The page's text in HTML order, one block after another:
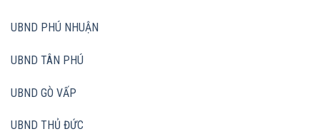
UBND PHÚ NHUẬN
UBND TÂN PHÚ
UBND GÒ VẤP
UBND THỦ ĐỨC